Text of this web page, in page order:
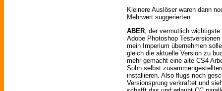
Kleinere Auslöser waren dann
Mehrwert suggerierten.
ABER , der vermutlich
Adobe Photoshop
mein Imperium übernehmen
gleich die aktuelle Version zu
mehr gemacht eine alte CS4
Sohn selbst
installieren. Also flugs noch
Versionsprung verkraftet und